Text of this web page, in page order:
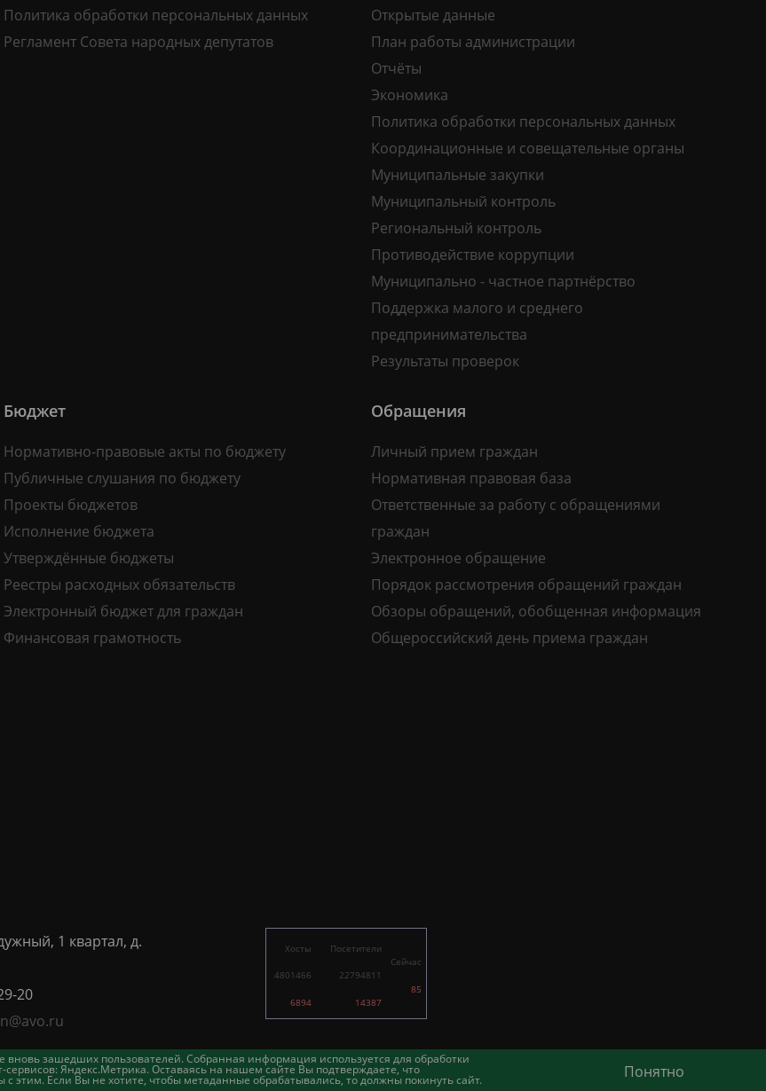
вновь зашедших пользователей. Собранная информация используется для обработки
Яндекс.Метрика. Оставаясь на нашем сайте Вы подтверждаете, что
Если Вы не хотите, чтобы метаданные обрабатывались, то должны покинуть сайт. Понятно
Политика обработки персональных данных
Регламент Совета народных депутатов
Открытые данные
План работы администрации
Отчёты
Экономика
Политика обработки персональных данных
Координационные и совещательные органы
Муниципальные закупки
Муниципальный контроль
Региональный контроль
Противодействие коррупции
Муниципально - частное партнёрство
Поддержка малого и среднего
предпринимательства
Результаты проверок
Бюджет
Нормативно-правовые акты по бюджету
Публичные слушания по бюджету
Проекты бюджетов
Исполнение бюджета
Утверждённые бюджеты
Реестры расходных обязательств
Электронный бюджет для граждан
Финансовая грамотность
Обращения
Личный прием граждан
Нормативная правовая база
Ответственные за работу с обращениями
граждан
Электронное обращение
Порядок рассмотрения обращений граждан
Обзоры обращений, обобщенная информация
Общероссийский день приема граждан
1 квартал, д.
20
Хосты
4801466
6894
Посетители
22794811
14387
Сейчас
85